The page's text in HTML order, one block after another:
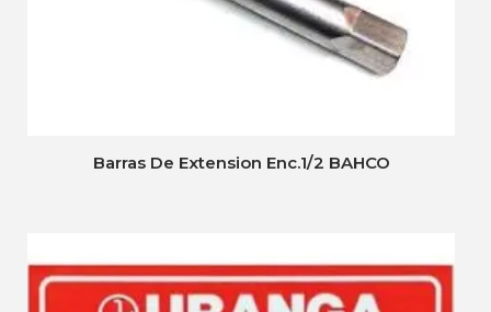
Barras De Extension Enc.1/2 BAHCO